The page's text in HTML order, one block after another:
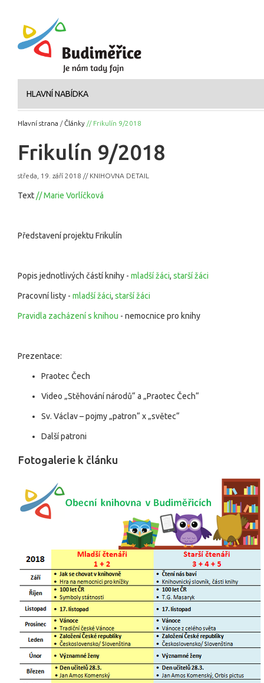
HLAVNÍ NABÍDKA
Hlavní strana /Články // Frikulín 9/2018
Frikulín 9/2018
středa, 19. září 2018 // KNIHOVNA DETAIL
Text// Marie Vorlíčková
Představení projektu Frikulín
Popis jednotlivých částí knihy - mladší žáci, starší žáci
Pracovní listy - mladší žáci, starší žáci
Pravidla zacházení s knihou - nemocnice pro knihy
Prezentace:
Praotec Čech
Video „Stěhování národů“ a „Praotec Čech“
Sv. Václav – pojmy „patron“ x „světec“
Další patroni
Fotogalerie k článku